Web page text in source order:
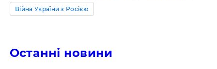
Війна України з Росією
Останні новини